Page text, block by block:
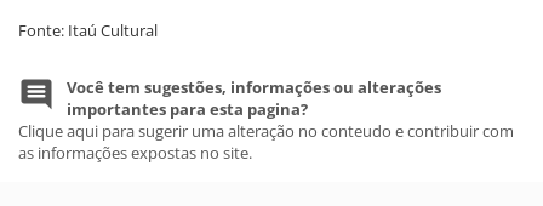
Fonte: Itaú Cultural
Você tem sugestões, informações ou alterações
importantes para esta pagina?
Clique aqui para sugerir uma alteração no conteudo e contribuir com
as informações expostas no site.